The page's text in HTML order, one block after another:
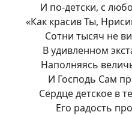
И по-детски, с
«Как красив Ты,
Сотни тысяч не
В удивленном
Наполняясь
И Господь Сам
Сердце детское в
Его радость